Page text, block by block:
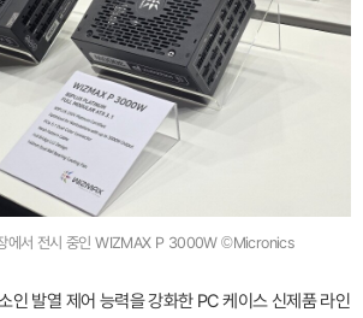
에서 전시 중인 WIZMAX P 3000W ©Micronics
인 발열 제어 능력을 강화한 PC 케이스 신제품 라인